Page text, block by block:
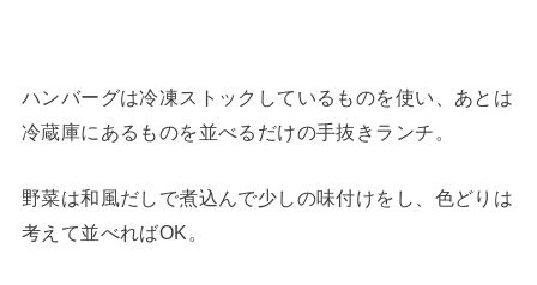
ハンバーグは冷凍ストックしているものを使い、あとは
冷蔵庫にあるものを並べるだけの手抜きランチ。
野菜は和風だしで煮込んで少しの味付けをし、色どりは
考えて並べればOK。